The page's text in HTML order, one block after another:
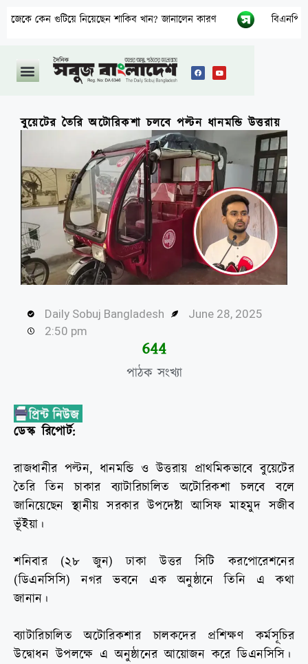
গুটিয়ে নিয়েছেন শাকিব খান? জানালেন কারণ বিএনপির নারী
বুয়েটের তৈরি অটোরিকশা চলবে পল্টন ধানমন্ডি উত্তরায়
Daily Sobuj Bangladesh
June 28, 2025
2:50 pm
পাঠক সংখ্যা
645
ডেস্ক রিপোর্ট:
রাজধানীর পল্টন, ধানমন্ডি ও উত্তরায় প্রাথমিকভাবে বুয়েটের
তৈরি তিন চাকার ব্যাটারিচালিত অটোরিকশা চলবে বলে
জানিয়েছেন স্থানীয় সরকার উপদেষ্টা আসিফ মাহমুদ সজীব
ভূঁইয়া।
শনিবার (২৮ জুন) ঢাকা উত্তর সিটি করপোরেশনের
(ডিএনসিসি) নগর ভবনে এক অনুষ্ঠানে তিনি এ কথা
জানান।
ব্যাটারিচালিত অটোরিকশার চালকদের প্রশিক্ষণ কর্মসূচির
উদ্বোধন উপলক্ষে এ অনুষ্ঠানের আয়োজন করে ডিএনসিসি।